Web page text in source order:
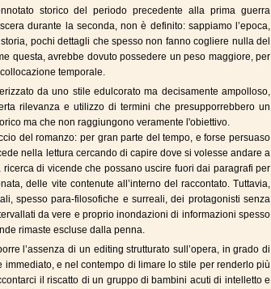
storico del periodo precedente alla prima guerra
durante la seconda, non è definito: sappiamo l’epoca,
pochi dettagli che spesso non fanno cogliere nulla del
questa, avrebbe dovuto possedere un peso maggiore, per
temporale.
da uno stile edulcorato ma decisamente ampolloso,
rilevanza e utilizzo di termini che presupporrebbero un
ma che non raggiungono veramente l'obiettivo.
del romanzo: per gran parte del tempo, e forse persuaso
nella lettura cercando di capire dove si volesse andare a
di vicende che possano uscire fuori dai paragrafi per
delle vite contenute all’interno del raccontato. Tuttavia,
spesso para-filosofiche e surreali, dei protagonisti senza
da vere e proprio inondazioni di informazioni spesso
rimaste escluse dalla penna.
l’assenza di un editing strutturato sull’opera, in grado di
e nel contempo di limare lo stile per renderlo più
il riscatto di un gruppo di bambini acuti di intelletto e